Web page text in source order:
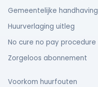
Gemeentelijke handhaving
Huurverlaging uitleg
No cure no pay procedure
Zorgeloos abonnement
Voorkom huurfouten